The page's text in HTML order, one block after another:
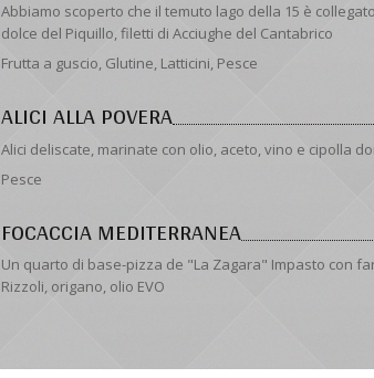
Abbiamo scoperto che il temuto lago della 15 è
dolce del Piquillo, filetti di Acciughe del Cantabrico
Frutta a guscio, Glutine, Latticini, Pesce
ALICI ALLA POVERA
Alici deliscate, marinate con olio, aceto, vino e cipolla
Pesce
FOCACCIA MEDITERRANEA
Un quarto di base-pizza de "La Zagara" Impasto con
Rizzoli, origano, olio EVO